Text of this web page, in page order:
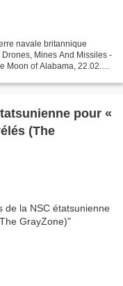
navale britannique
Mines And Missiles -
Moon of Alabama, 22.02.25
pour «
(The